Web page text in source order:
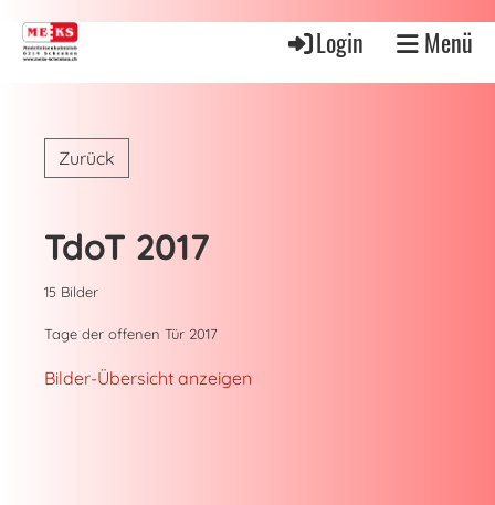
Login Menü
Zurück
TdoT 2017
15 Bilder
Tage der offenen Tür 2017
Bilder-Übersicht anzeigen